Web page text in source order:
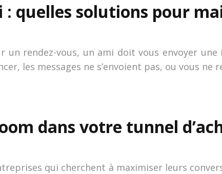
: quelles solutions pour
rendez-vous, un ami doit vous envoyer
les messages ne s’envoient pas, ou vous ne
dans votre tunnel
qui cherchent à maximiser leurs